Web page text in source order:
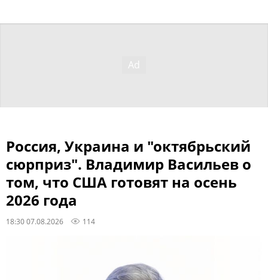
Россия, Украина и "октябрьский
сюрприз". Владимир Васильев о
том, что США готовят на осень
2026 года
18:30 07.08.2026 114